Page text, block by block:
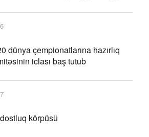
dünya çempionatlarına hazırlıq
iclası baş tutub
körpüsü